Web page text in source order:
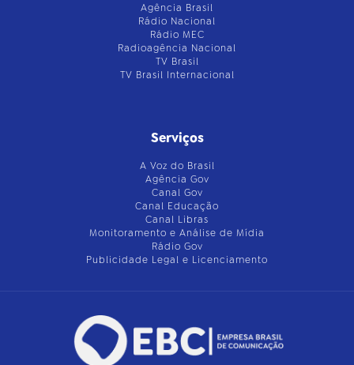
Agência Brasil
Rádio Nacional
Rádio MEC
Radioagência Nacional
TV Brasil
TV Brasil Internacional
Serviços
A Voz do Brasil
Agência Gov
Canal Gov
Canal Educação
Canal Libras
Monitoramento e Análise de Mídia
Rádio Gov
Publicidade Legal e Licenciamento